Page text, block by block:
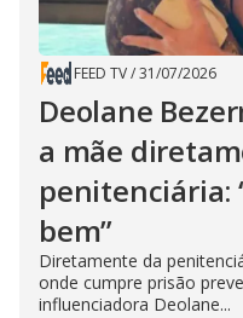
FEED TV/31/07/2026
Deolane
a mãe
penitenciária:
bem”
Diretamente da
onde cumpre prisão
influenciadora Deolane...